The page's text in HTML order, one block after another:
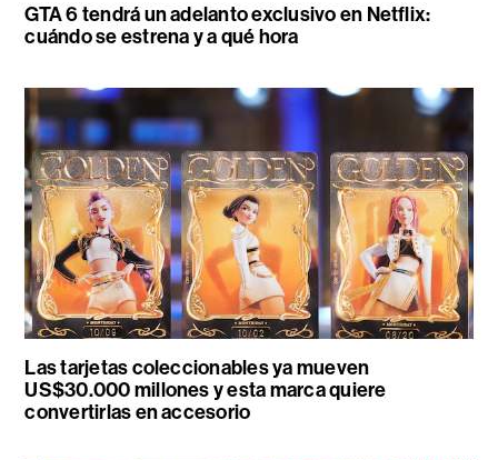
GTA 6 tendrá un adelanto exclusivo en Netflix:
cuándo se estrena y a qué hora
Las tarjetas coleccionables ya mueven
US$30.000 millones y esta marca quiere
convertirlas en accesorio